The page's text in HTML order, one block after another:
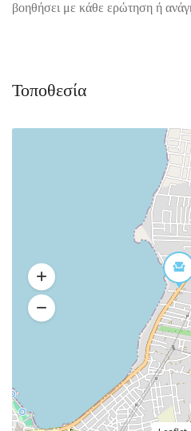
βοηθήσει με κάθε ερώτηση ή
Τοποθεσία